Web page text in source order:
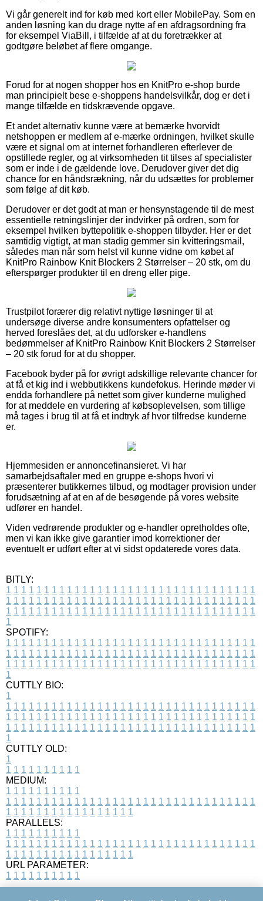
Vi går generelt ind for køb med kort eller MobilePay. Som en
anden løsning kan du drage nytte af en afdragsordning fra
for eksempel ViaBill, i tilfælde af at du foretrækker at
godtgøre beløbet af flere omgange.
Forud for at nogen shopper hos en KnitPro e-shop burde
man principielt bese e-shoppens handelsvilkår, dog er det i
mange tilfælde en tidskrævende opgave.
Et andet alternativ kunne være at bemærke hvorvidt
netshoppen er medlem af e-mærke ordningen, hvilket skulle
være et signal om at internet forhandleren efterlever de
opstillede regler, og at virksomheden tit tilses af specialister
som er inde i de gældende love. Derudover giver det dig
chance for en håndsrækning, når du udsættes for problemer
som følge af dit køb.
Derudover er det godt at man er hensynstagende til de mest
essentielle retningslinjer der indvirker på ordren, som for
eksempel hvilken byttepolitik e-shoppen tilbyder. Her er det
samtidig vigtigt, at man stadig gemmer sin kvitteringsmail,
således man når som helst vil kunne vidne om købet af
KnitPro Rainbow Knit Blockers 2 Størrelser – 20 stk, om du
efterspørger produkter til en dreng eller pige.
Trustpilot forærer dig relativt nyttige løsninger til at
undersøge diverse andre konsumenters opfattelser og
herved foreslåes det, at du udforsker e-handlens
bedømmelser af KnitPro Rainbow Knit Blockers 2 Størrelser
– 20 stk forud for at du shopper.
Facebook byder på for øvrigt adskillige relevante chancer for
at få et kig ind i webbutikkens kundefokus. Herinde møder vi
endda forhandlere på nettet som giver kunderne mulighed
for at meddele en vurdering af købsoplevelsen, som tillige
må tages i brug til at få et indtryk af hvor tilfredse kunderne
er.
Hjemmesiden er annoncefinansieret. Vi har
samarbejdsaftaler med en gruppe e-shops hvori vi
præsenterer butikkernes tilbud, og modtager provision under
forudsætning af at en af de besøgende på vores website
udfører en handel.
Viden vedrørende produkter og e-handler opretholdes ofte,
men vi kan ikke give garantier imod korrektioner der
eventuelt er udført efter at vi sidst opdaterede vores data.
BITLY:
1 1 1 1 1 1 1 1 1 1 1 1 1 1 1 1 1 1 1 1 1 1 1 1 1 1 1 1 1 1 1 1 1
1 1 1 1 1 1 1 1 1 1 1 1 1 1 1 1 1 1 1 1 1 1 1 1 1 1 1 1 1 1 1 1 1
1 1 1 1 1 1 1 1 1 1 1 1 1 1 1 1 1 1 1 1 1 1 1 1 1 1 1 1 1 1 1 1 1
1
SPOTIFY:
1 1 1 1 1 1 1 1 1 1 1 1 1 1 1 1 1 1 1 1 1 1 1 1 1 1 1 1 1 1 1 1 1
1 1 1 1 1 1 1 1 1 1 1 1 1 1 1 1 1 1 1 1 1 1 1 1 1 1 1 1 1 1 1 1 1
1 1 1 1 1 1 1 1 1 1 1 1 1 1 1 1 1 1 1 1 1 1 1 1 1 1 1 1 1 1 1 1 1
1
CUTTLY BIO:
1
1 1 1 1 1 1 1 1 1 1 1 1 1 1 1 1 1 1 1 1 1 1 1 1 1 1 1 1 1 1 1 1 1
1 1 1 1 1 1 1 1 1 1 1 1 1 1 1 1 1 1 1 1 1 1 1 1 1 1 1 1 1 1 1 1 1
1 1 1 1 1 1 1 1 1 1 1 1 1 1 1 1 1 1 1 1 1 1 1 1 1 1 1 1 1 1 1 1 1
1
CUTTLY OLD:
1
1 1 1 1 1 1 1 1 1 1
MEDIUM:
1 1 1 1 1 1 1 1 1 1
1 1 1 1 1 1 1 1 1 1 1 1 1 1 1 1 1 1 1 1 1 1 1 1 1 1 1 1 1 1 1 1 1
1 1 1 1 1 1 1 1 1 1 1 1 1 1 1 1 1
PARALLELS:
1 1 1 1 1 1 1 1 1 1
1 1 1 1 1 1 1 1 1 1 1 1 1 1 1 1 1 1 1 1 1 1 1 1 1 1 1 1 1 1 1 1 1
1 1 1 1 1 1 1 1 1 1 1 1 1 1 1 1 1
URL PARAMETER:
1 1 1 1 1 1 1 1 1 1